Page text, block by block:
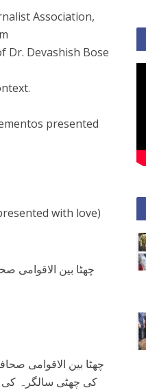
Association,
Devashish Bose
presented
with love)
چھٹا بین الاقوامی
کی چھٹی سالگرہ کی